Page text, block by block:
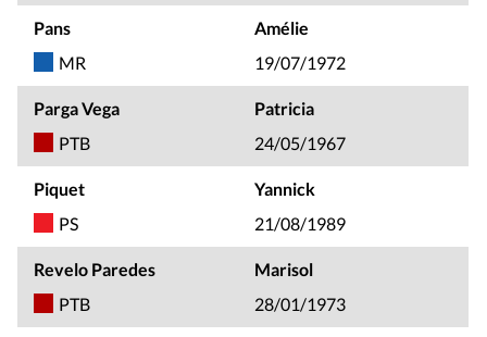
Pans
Amélie
MR
19/07/1972
Parga Vega
Patricia
PTB
24/05/1967
Piquet
Yannick
PS
21/08/1989
Revelo Paredes
Marisol
PTB
28/01/1973